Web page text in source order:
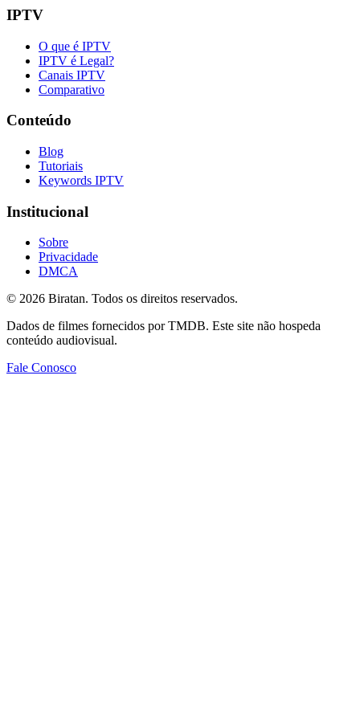
IPTV
O que é IPTV
IPTV é Legal?
Canais IPTV
Comparativo
Conteúdo
Blog
Tutoriais
Keywords IPTV
Institucional
Sobre
Privacidade
DMCA
© 2026 Biratan. Todos os direitos reservados.
Dados de filmes fornecidos por TMDB. Este site não hospeda
conteúdo audiovisual.
Fale Conosco